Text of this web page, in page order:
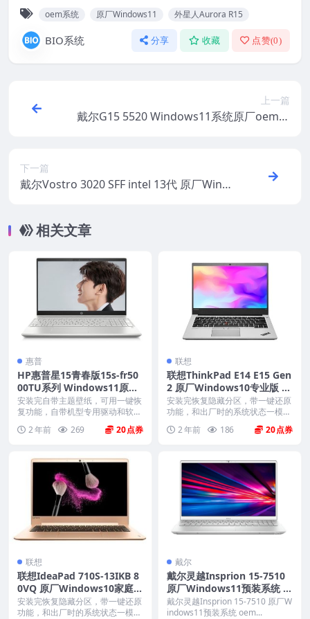
oem系统 原厂Windows11 外星人Aurora R15
BIO系统 分享 收藏 点赞(0)
上一篇
戴尔G15 5520 Windows11系统原厂oem系
下一篇
戴尔Vostro 3020 SFF intel 13代 原厂Wind
相关文章
惠普
HP惠普星15青春版15s-fr50
00TU系列 Windows11原厂
oem系统镜像下载
安装完自带主题壁纸，可用一键恢
复功能，自带机型专用驱动和软
件，将电脑恢复到出厂时...
2 年前 269 20
联想
联想ThinkPad E14 E15 Gen
2 原厂Windows10专业版 o
em系统镜像下载
安装完恢复隐藏分区，带一键还原
功能，和出厂时的系统状态一模一
2 年前 186 20
联想
联想IdeaPad 710S-13IKB 8
0VQ 原厂Windows10家庭版
oem系统镜像下载
安装完恢复隐藏分区，带一键还原
功能，和出厂时的系统状态一模一
戴尔
戴尔灵越Insprion 15-7510
原厂Windows11预装系统 o
em系统 不带F12一键还原
戴尔灵越Insprion 15-7510 原厂W
indows11预装系统 oem...